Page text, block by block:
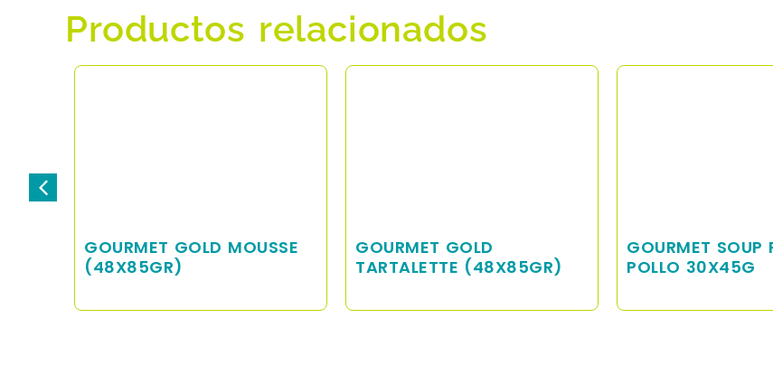
Productos relacionados
GOURMET GOLD
TARTALETTE (48X85GR)
GOURMET SOUP ROYALE
POLLO 30X45G
GOURMET SOUP
SALMON 30X45G